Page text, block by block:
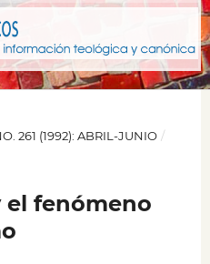
261 (1992): ABRIL-JUNIO /
el fenómeno